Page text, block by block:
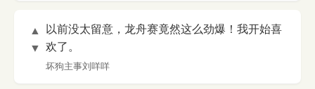
▲
▼
以前没太留意，龙舟赛竟然这么劲爆！我开始喜
欢了。
坏狗主事刘咩咩